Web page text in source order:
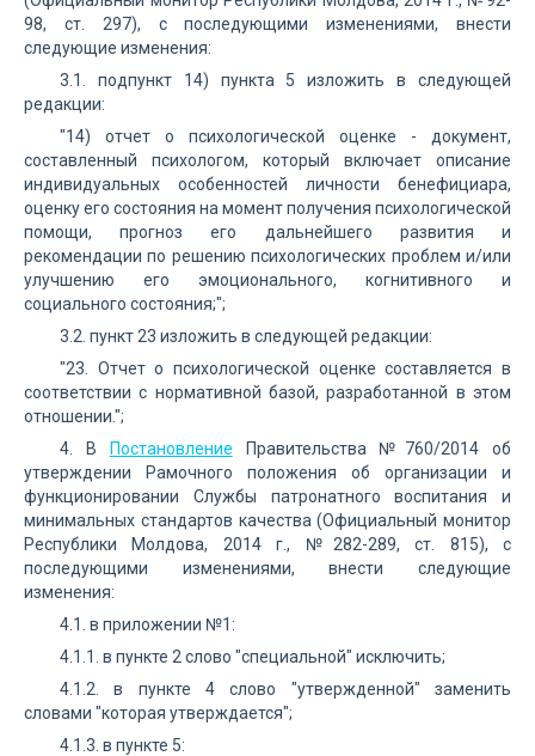
98, ст. 297), с последующими изменениями, внести
следующие изменения:
3.1. подпункт 14) пункта 5 изложить в следующей
редакции:
"14) отчет о психологической оценке - документ,
составленный психологом, который включает описание
индивидуальных особенностей личности бенефициара,
оценку его состояния на момент получения психологической
помощи, прогноз его дальнейшего развития и
рекомендации по решению психологических проблем и/или
улучшению его эмоционального, когнитивного и
социального состояния;";
3.2. пункт 23 изложить в следующей редакции:
"23. Отчет о психологической оценке составляется в
соответствии с нормативной базой, разработанной в этом
отношении.";
4. В
Постановление Правительства №760/2014 об
утверждении Рамочного положения об организации и
функционировании Службы патронатного воспитания и
минимальных стандартов качества (Официальный монитор
Республики Молдова, 2014 г., №282-289, ст. 815), с
последующими изменениями, внести следующие
изменения:
4.1. в приложении №1:
4.1.1. в пункте 2 слово "специальной" исключить;
4.1.2. в пункте 4 слово "утвержденной" заменить
словами "которая утверждается";
4.1.3. в пункте 5: